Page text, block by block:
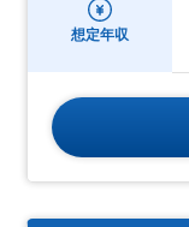
想定年収